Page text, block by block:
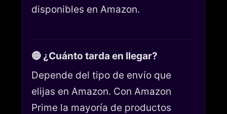
disponibles en Amazon.
🔵 ¿Cuánto tarda en llegar?
Depende del tipo de envío que
elijas en Amazon. Con Amazon
Prime la mayoría de productos